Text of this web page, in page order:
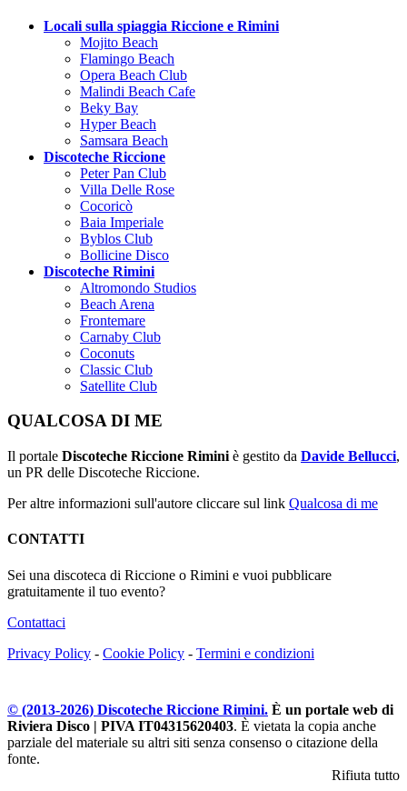
Locali sulla spiaggia Riccione e Rimini
Mojito Beach
Flamingo Beach
Opera Beach Club
Malindi Beach Cafe
Beky Bay
Hyper Beach
Samsara Beach
Discoteche Riccione
Peter Pan Club
Villa Delle Rose
Cocoricò
Baia Imperiale
Byblos Club
Bollicine Disco
Discoteche Rimini
Altromondo Studios
Beach Arena
Frontemare
Carnaby Club
Coconuts
Classic Club
Satellite Club
QUALCOSA DI ME
Il portale Discoteche Riccione Rimini è gestito da Davide Bellucci,
un PR delle Discoteche Riccione.
Per altre informazioni sull'autore cliccare sul link Qualcosa di me
CONTATTI
Sei una discoteca di Riccione o Rimini e vuoi pubblicare
gratuitamente il tuo evento?
Contattaci
Privacy Policy - Cookie Policy - Termini e condizioni
© (2013-2026) Discoteche Riccione Rimini. È un portale web di
Riviera Disco | PIVA IT04315620403. È vietata la copia anche
parziale del materiale su altri siti senza consenso o citazione della
fonte.
Rifiuta tutto